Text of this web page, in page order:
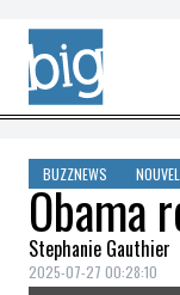
Skip to content
BUZZNEWS
Obama
Stephanie Gauthier
2025-07-27 00:28:10